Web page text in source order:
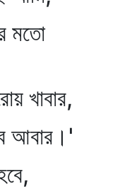
মতো
খাবার,
আবার।'